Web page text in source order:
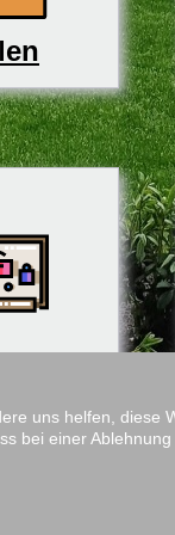
uns helfen, diese
bei einer